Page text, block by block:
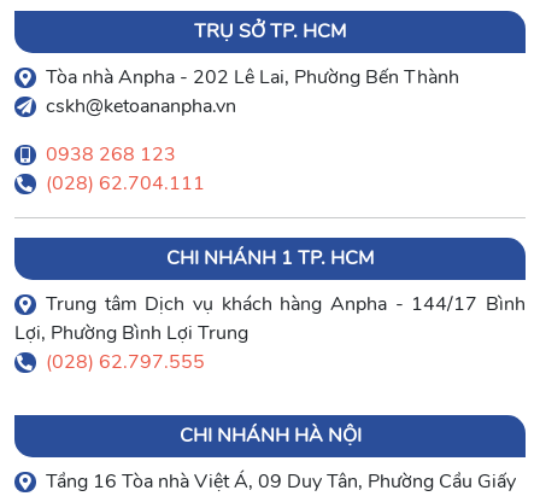
TRỤ SỞ TP. HCM
Tòa nhà Anpha - 202 Lê Lai, Phường Bến Thành
cskh@ketoananpha.vn
0938 268 123
(028) 62.704.111
CHI NHÁNH 1 TP. HCM
Trung tâm Dịch vụ khách hàng Anpha - 144/17 Bình
Lợi, Phường Bình Lợi Trung
(028) 62.797.555
CHI NHÁNH HÀ NỘI
Tầng 16 Tòa nhà Việt Á, 09 Duy Tân, Phường Cầu Giấy